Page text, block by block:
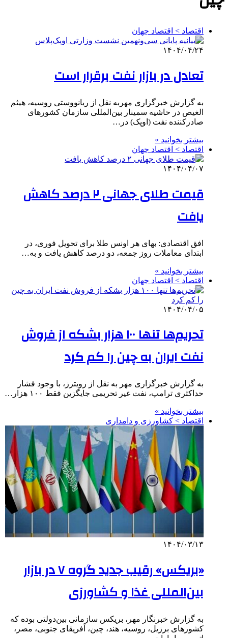
اقتصاد > اقتصاد جهان
۱۴۰۴/۰۴/۲۴
تعادل در بازار نفت برقرار است
به گزارش خبرگزاری مهربه نقل از ریانووستی روسیه، هیثم
الغیص در حاشیه سمینار بین‌المللی سازمان کشورهای
صادرکننده نفت (اوپک) در…
بیشتر بخوانید »
اقتصاد > اقتصاد جهان
۱۴۰۴/۰۴/۰۷
قیمت طلای جهانی ۲ درصد کاهش
یافت
افق اقتصادی: بهای هر اونس طلا برای تحویل فوری، در
ابتدای معاملات روز جمعه، دو درصد کاهش یافت و به…
بیشتر بخوانید »
اقتصاد > اقتصاد جهان
۱۴۰۴/۰۴/۰۵
تحریم‌ها تنها ۱۰۰ هزار بشکه از فروش
نفت ایران به چین را کم کرد
به گزارش خبرگزاری مهر به نقل از رویترز، با وجود فشار
حداکثری ترامپ، نفت غیر تحریمی جایگزین فقط ۱۰۰ هزار…
بیشتر بخوانید »
اقتصاد > کشاورزی و دامداری
۱۴۰۴/۰۳/۱۳
«بریکس» رقیب جدید گروه ۷ در بازار
بین‌المللی غذا و کشاورزی
‌به گزارش خبرنگار مهر، بریکس سازمانی بین‌دولتی بوده که
کشورهای برزیل، روسیه، هند، چین، آفریقای جنوبی، مصر،